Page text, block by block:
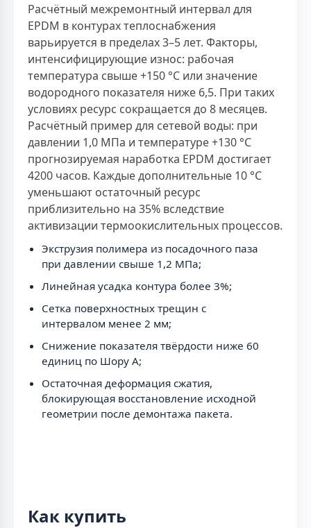
Расчётный межремонтный интервал для
EPDM в контурах теплоснабжения
варьируется в пределах 3–5 лет. Факторы,
интенсифицирующие износ: рабочая
температура свыше +150 °С или значение
водородного показателя ниже 6,5. При таких
условиях ресурс сокращается до 8 месяцев.
Расчётный пример для сетевой воды: при
давлении 1,0 МПа и температуре +130 °С
прогнозируемая наработка EPDM достигает
4200 часов. Каждые дополнительные 10 °С
уменьшают остаточный ресурс
приблизительно на 35% вследствие
активизации термоокислительных процессов.
Экструзия полимера из посадочного паза
при давлении свыше 1,2 МПа;
Линейная усадка контура более 3%;
Сетка поверхностных трещин с
интервалом менее 2 мм;
Снижение показателя твёрдости ниже 60
единиц по Шору А;
Остаточная деформация сжатия,
блокирующая восстановление исходной
геометрии после демонтажа пакета.
Как купить